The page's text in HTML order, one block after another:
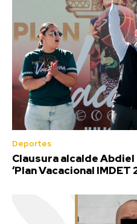
Deportes
Clausura alcalde
‘Plan Vacacional IMDET